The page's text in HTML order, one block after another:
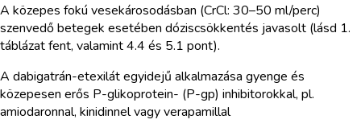
A közepes fokú vesekárosodásban (CrCl: 30–50 ml/perc)
szenvedő betegek esetében dóziscsökkentés javasolt (lásd 1.
táblázat fent, valamint 4.4 és 5.1 pont).
A dabigatrán-etexilát egyidejű alkalmazása gyenge és
közepesen erős P-glikoprotein- (P-gp) inhibitorokkal, pl.
amiodaronnal, kinidinnel vagy verapamillal